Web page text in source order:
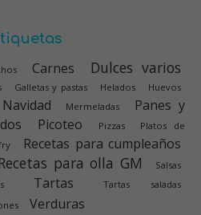
Carnes Dulces varios
Galletas y pastas Helados Huevos
Mermeladas
Panes y
Picoteo Pizzas
Platos de
Recetas para cumpleaños
para olla GM
Salsas
Tartas Tartas saladas
Verduras